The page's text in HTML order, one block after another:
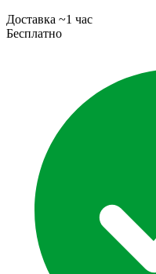
Доставка ~1 час
Бесплатно